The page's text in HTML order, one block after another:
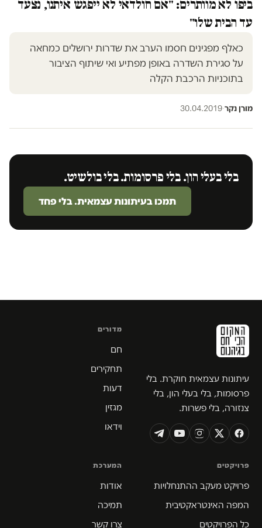
ביפו לא מוותרים: "אם חולדאי לא ייפגש איתנו, נצעד
עד הבית שלו"
כאלף מפגינים חסמו הערב את שדרות ירושלים כמחאה
על סגירת השדרה באופן מפתיע ואי שיתוף הציבור
בתוכניות הרכבת הקלה
מורן נקר·
30.04.2019
בלי בעלי הון. בלי פרסומות. בלי בולשיט.
תמכו בעיתונות עצמאית. בלי פחד
עיתונות עצמאית חוקרת. בלי
פרסומות, בלי בעלי הון, בלי
צנזורה, בלי פשרות.
מדורים
חם
תחקירים
דעות
מגזין
וידאו
פרויקטים
פרויקט מעקב ההתנחלויות
המפה האינטראקטיבית
כל הפרויקטים
המערכת
אודות
תמיכה
צרו קשר